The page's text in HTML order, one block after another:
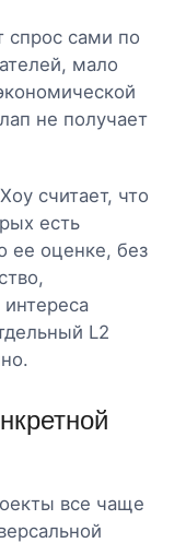
спрос сами по
мало
не получает
считает, что
есть
ее оценке, без
интереса
L2
все чаще